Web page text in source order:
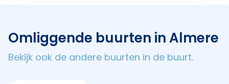
Omliggende buurten in Almere
Bekijk ook de andere buurten in de buurt.